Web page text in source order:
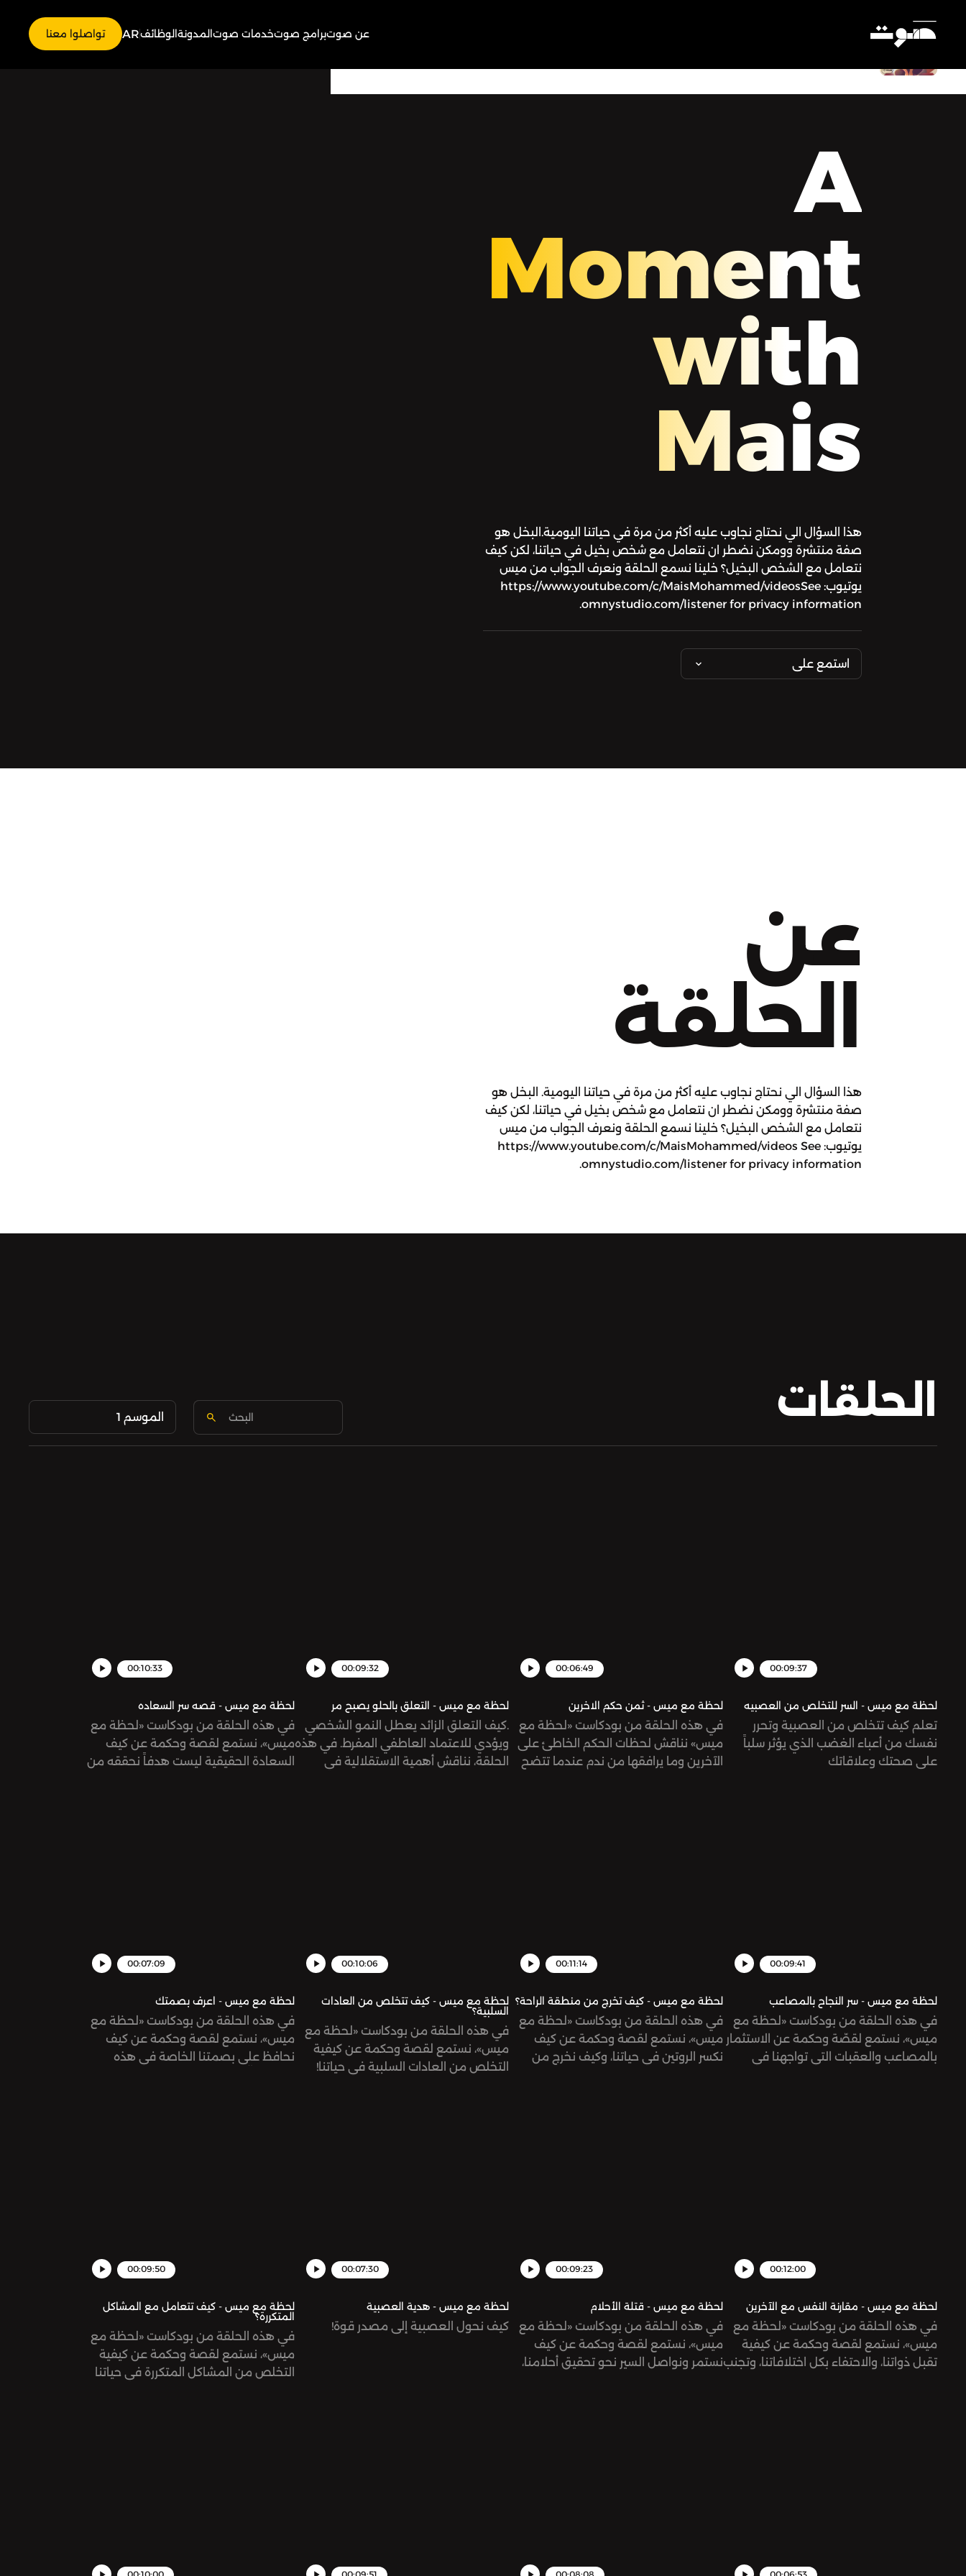
عن صوتبرامج صوتخدمات صوتالمدونةالوظائفAR تواصلوا معنا
لحظة مع ميس - كيف تتعامل مع الشخص
A
Moment
with
Mais
هذا السؤال الي نحتاج نجاوب عليه أكثر من مرة في حياتنا اليومية.البخل هو
صفة منتشرة وومكن نضطر ان نتعامل مع شخص بخيل في حياتنا، لكن كيف
نتعامل مع الشخص البخيل؟ خلينا نسمع الحلقة ونعرف الجواب من ميس
يوتيوب: https://www.youtube.com/c/MaisMohammed/videosSee
omnystudio.com/listener for privacy information.
استمع على
عن
الحلقة
هذا السؤال الي نحتاج نجاوب عليه أكثر من مرة في حياتنا اليومية. البخل هو
صفة منتشرة وومكن نضطر ان نتعامل مع شخص بخيل في حياتنا، لكن كيف
نتعامل مع الشخص البخيل؟ خلينا نسمع الحلقة ونعرف الجواب من ميس
يوتيوب: https://www.youtube.com/c/MaisMohammed/videos See
omnystudio.com/listener for privacy information.
الحلقات الموسم 1
00:09:37
لحظة مع ميس - السر للتخلص من العصبيه
تعلم كيف تتخلص من العصبية وتحرر
نفسك من أعباء الغضب الذي يؤثر سلباً
على صحتك وعلاقاتك
00:06:49
لحظة مع ميس - ثمن حكم الاخرين
في هذه الحلقة من بودكاست «لحظة مع
ميس» نناقش لحظات الحكم الخاطئ على
الآخرين وما يرافقها من ندم عندما تتضح
00:09:32
لحظة مع ميس - التعلق بالحلو يصبح مر
.كيف التعلق الزائد يعطل النمو الشخصي
ويؤدي للاعتماد العاطفي المفرط. في هذه
الحلقة، نناقش أهمية الاستقلالية في
00:10:33
لحظة مع ميس - قصه سر السعاده
في هذه الحلقة من بودكاست «لحظة مع
ميس»، نستمع لقصة وحكمة عن كيف
السعادة الحقيقية ليست هدفاً نحققه من
00:09:41
لحظة مع ميس - سر النجاح بالمصاعب
في هذه الحلقة من بودكاست «لحظة مع
ميس»، نستمع لقصّة وحكمة عن الاستثمار
بالمصاعب والعقبات التي تواجهنا في
00:11:14
لحظة مع ميس - كيف تخرج من منطقة الراحة؟
في هذه الحلقة من بودكاست «لحظة مع
ميس»، نستمع لقصة وحكمة عن كيف
نكسر الروتين في حياتنا، وكيف نخرج من
00:10:06
لحظة مع ميس - كيف تتخلص من العادات
السلبية؟
في هذه الحلقة من بودكاست «لحظة مع
ميس»، نستمع لقصة وحكمة عن كيفية
التخلص من العادات السلبية في حياتنا!
00:07:09
لحظة مع ميس - اعرف بصمتك
في هذه الحلقة من بودكاست «لحظة مع
ميس»، نستمع لقصة وحكمة عن كيف
نحافظ على بصمتنا الخاصة في هذه
00:12:00
لحظة مع ميس - مقارنة النفس مع الآخرين
في هذه الحلقة من بودكاست «لحظة مع
ميس»، نستمع لقصة وحكمة عن كيفية
تقبل ذواتنا، والاحتفاء بكل اختلافاتنا، وتجنب
00:09:23
لحظة مع ميس - قتلة الأحلام
في هذه الحلقة من بودكاست «لحظة مع
ميس»، نستمع لقصة وحكمة عن كيف
نستمر ونواصل السير نحو تحقيق أحلامنا،
00:07:30
لحظة مع ميس - هدية العصبية
كيف نحول العصبية إلى مصدر قوة!
00:09:50
لحظة مع ميس - كيف تتعامل مع المشاكل
المتكررة؟
في هذه الحلقة من بودكاست «لحظة مع
ميس»، نستمع لقصة وحكمة عن كيفية
التخلص من المشاكل المتكررة في حياتنا